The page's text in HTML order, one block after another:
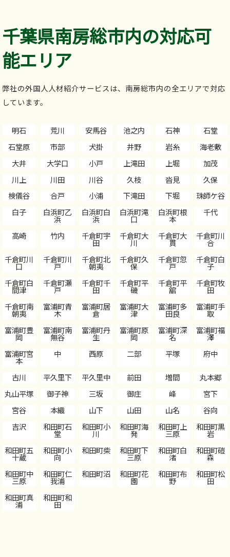
千葉県南房総市内の対応可
能エリア
弊社の外国人人材紹介サービスは、南房総市内の全エリアで対応
しています。
明石 荒川 安馬谷 池之内 石神
石堂
石堂原
市部 犬掛 井野 岩糸
海老敷
大井
大学口 小戸 上滝田 上堀
加茂
川上
川田 川谷 久枝 沓見
久保
検儀谷
合戸 小浦 下滝田 下堀
珠師ケ谷
白子
白浜町乙
浜
白浜町白
浜
白浜町滝
口
白浜町根
本
千代
高崎 竹内 千倉町宇
田
千倉町大
川
千倉町大
貫
千倉町川
合
千倉町川
口
千倉町川
戸
千倉町北
朝夷
千倉町久
保
千倉町忽
戸
千倉町白
子
千倉町白
間津
千倉町瀬
戸
千倉町千
田
千倉町平
磯
千倉町平
舘
千倉町牧
田
千倉町南
朝夷
富浦町青
木
富浦町居
倉
富浦町大
津
富浦町多
田良
富浦町手
取
富浦町豊
岡
富浦町南
無谷
富浦町丹
生
富浦町原
岡
富浦町深
名
富浦町福
澤
富浦町宮
本
中 西原 二部 平塚 府中
古川 平久里下 平久里中 前田 増間
丸本郷
丸山平塚
御子神 三坂 御庄 峰
宮下
宮谷
本織 山下 山田 山名
谷向
吉沢
和田町石
堂
和田町小
川
和田町海
発
和田町上
三原
和田町黒
岩
和田町五
十蔵
和田町小
向
和田町柴 和田町下
三原
和田町白
渚
和田町磑
森
和田町中
三原
和田町仁
我浦
和田町沼 和田町花
園
和田町布
野
和田町松
田
和田町真
浦
和田町和
田